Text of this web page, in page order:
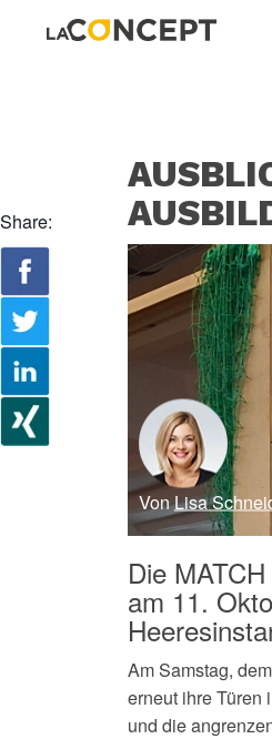
Share:
VonLisa
Die
am 11.
Am Samstag, dem
erneut ihre Türen
und die